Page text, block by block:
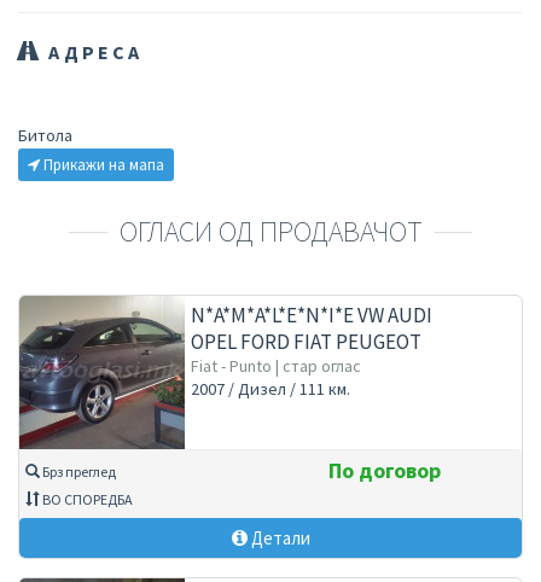
АДРЕСА
Битола
Прикажи на мапа
ОГЛАСИ ОД ПРОДАВАЧОТ
N*A*M*A*L*E*N*I*E VW AUDI
OPEL FORD FIAT PEUGEOT
Fiat - Punto | стар оглас
2007 / Дизел / 111 км.
Брз преглед
ВО СПОРЕДБА
По договор
Детали